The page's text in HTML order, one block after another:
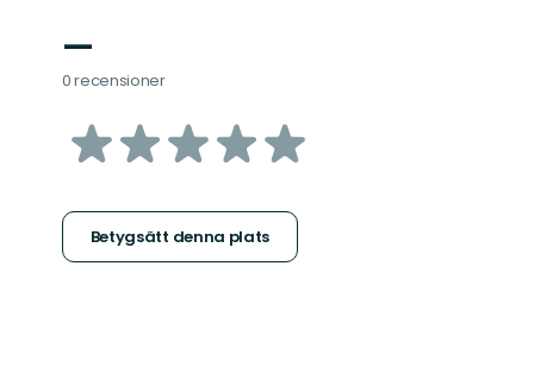
—
0 recensioner
av
stjärnor
Betygsätt denna plats